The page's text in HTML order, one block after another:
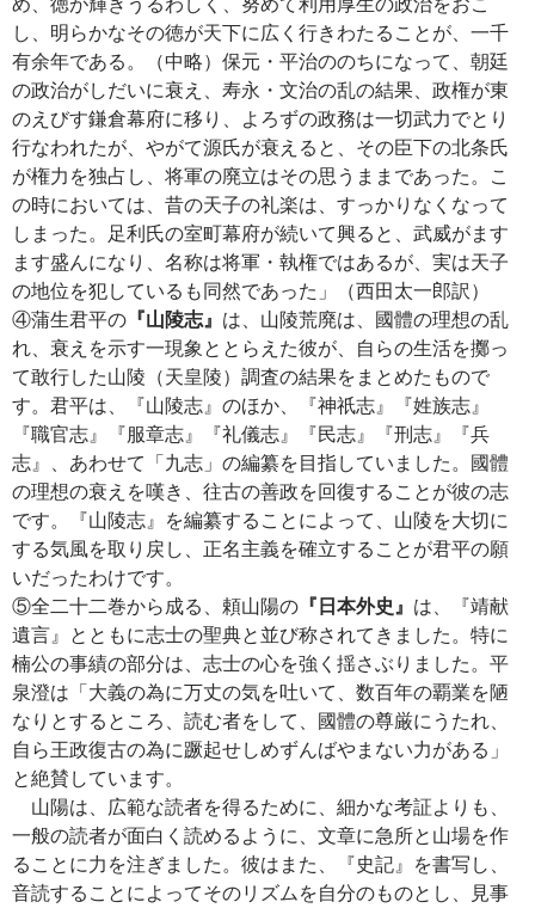
し、明らかなその徳が天下に広く行きわたることが、一千
有余年である。（中略）保元・平治ののちになって、朝廷
の政治がしだいに衰え、寿永・文治の乱の結果、政権が東
のえびす鎌倉幕府に移り、よろずの政務は一切武力でとり
行なわれたが、やがて源氏が衰えると、その臣下の北条氏
が権力を独占し、将軍の廃立はその思うままであった。こ
の時においては、昔の天子の礼楽は、すっかりなくなって
しまった。足利氏の室町幕府が続いて興ると、武威がます
ます盛んになり、名称は将軍・執権ではあるが、実は天子
の地位を犯しているも同然であった」（西田太一郎訳）
④蒲生君平の 『山陵志』 は、山陵荒廃は、國體の理想の乱
れ、衰えを示す一現象ととらえた彼が、自らの生活を擲っ
て敢行した山陵（天皇陵）調査の結果をまとめたもので
す。君平は、『山陵志』のほか、『神祇志』『姓族志』
『職官志』『服章志』『礼儀志』『民志』『刑志』『兵
志』、あわせて「九志」の編纂を目指していました。國體
の理想の衰えを嘆き、往古の善政を回復することが彼の志
です。『山陵志』を編纂することによって、山陵を大切に
する気風を取り戻し、正名主義を確立することが君平の願
いだったわけです。
⑤全二十二巻から成る、頼山陽の 『日本外史』 は、『靖献
遺言』とともに志士の聖典と並び称されてきました。特に
楠公の事績の部分は、志士の心を強く揺さぶりました。平
泉澄は「大義の為に万丈の気を吐いて、数百年の覇業を陋
なりとするところ、読む者をして、國體の尊厳にうたれ、
自ら王政復古の為に蹶起せしめずんばやまない力がある」
と絶賛しています。
山陽は、広範な読者を得るために、細かな考証よりも、
一般の読者が面白く読めるように、文章に急所と山場を作
ることに力を注ぎました。彼はまた、『史記』を書写し、
音読することによってそのリズムを自分のものとし、見事